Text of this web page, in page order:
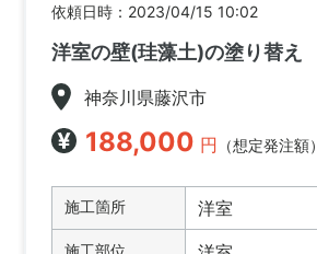
依頼日時：2023/04/15 10:02
洋室の壁(珪藻土)の塗り替え
神奈川県藤沢市
188,000 円 （想定発注額）
施工箇所 洋室
施工部位